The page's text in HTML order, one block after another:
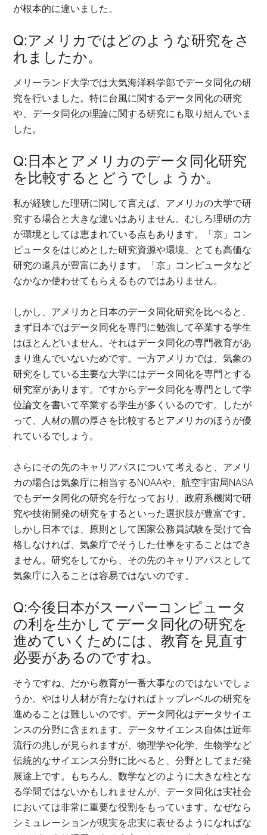
が根本的に違いました。
Q:アメリカではどのような研究をさ
れましたか。
メリーランド大学では大気海洋科学部でデータ同化の研
究を行いました。特に台風に関するデータ同化の研究
や、データ同化の理論に関する研究にも取り組んでいま
した。
Q:日本とアメリカのデータ同化研究
を比較するとどうでしょうか。
私が経験した理研に関して言えば、アメリカの大学で研
究する場合と大きな違いはありません。むしろ理研の方
が環境としては恵まれている点もあります。「京」コン
ピュータをはじめとした研究資源や環境、とても高価な
研究の道具が豊富にあります。「京」コンピュータなど
なかなか使わせてもらえるものではありません。
しかし、アメリカと日本のデータ同化研究を比べると、
まず日本ではデータ同化を専門に勉強して卒業する学生
はほとんどいません。それはデータ同化の専門教育があ
まり進んでいないためです。一方アメリカでは、気象の
研究をしている主要な大学にはデータ同化を専門とする
研究室があります。ですからデータ同化を専門として学
位論文を書いて卒業する学生が多くいるのです。したが
って、人材の層の厚さを比較するとアメリカのほうが優
れているでしょう。
さらにその先のキャリアパスについて考えると、アメリ
カの場合は気象庁に相当するNOAAや、航空宇宙局NASA
でもデータ同化の研究を行なっており、政府系機関で研
究や技術開発の研究をするといった選択肢が豊富です。
しかし日本では、原則として国家公務員試験を受けて合
格しなければ、気象庁でそうした仕事をすることはでき
ません。研究をしてから、その先のキャリアパスとして
気象庁に入ることは容易ではないのです。
Q:今後日本がスーパーコンピュータ
の利を生かしてデータ同化の研究を
進めていくためには、教育を見直す
必要があるのですね。
そうですね、だから教育が一番大事なのではないでしょ
うか。やはり人材が育たなければトップレベルの研究を
進めることは難しいのです。データ同化はデータサイエ
ンスの分野に含まれます。データサイエンス自体は近年
流行の兆しが見られますが、物理学や化学、生物学など
伝統的なサイエンス分野に比べると、分野としてまだ発
展途上です。もちろん、数学などのように大きな柱とな
る学問ではないかもしれませんが、データ同化は実社会
においては非常に重要な役割をもっています。なぜなら
シミュレーションが現実を忠実に表せるようになればな